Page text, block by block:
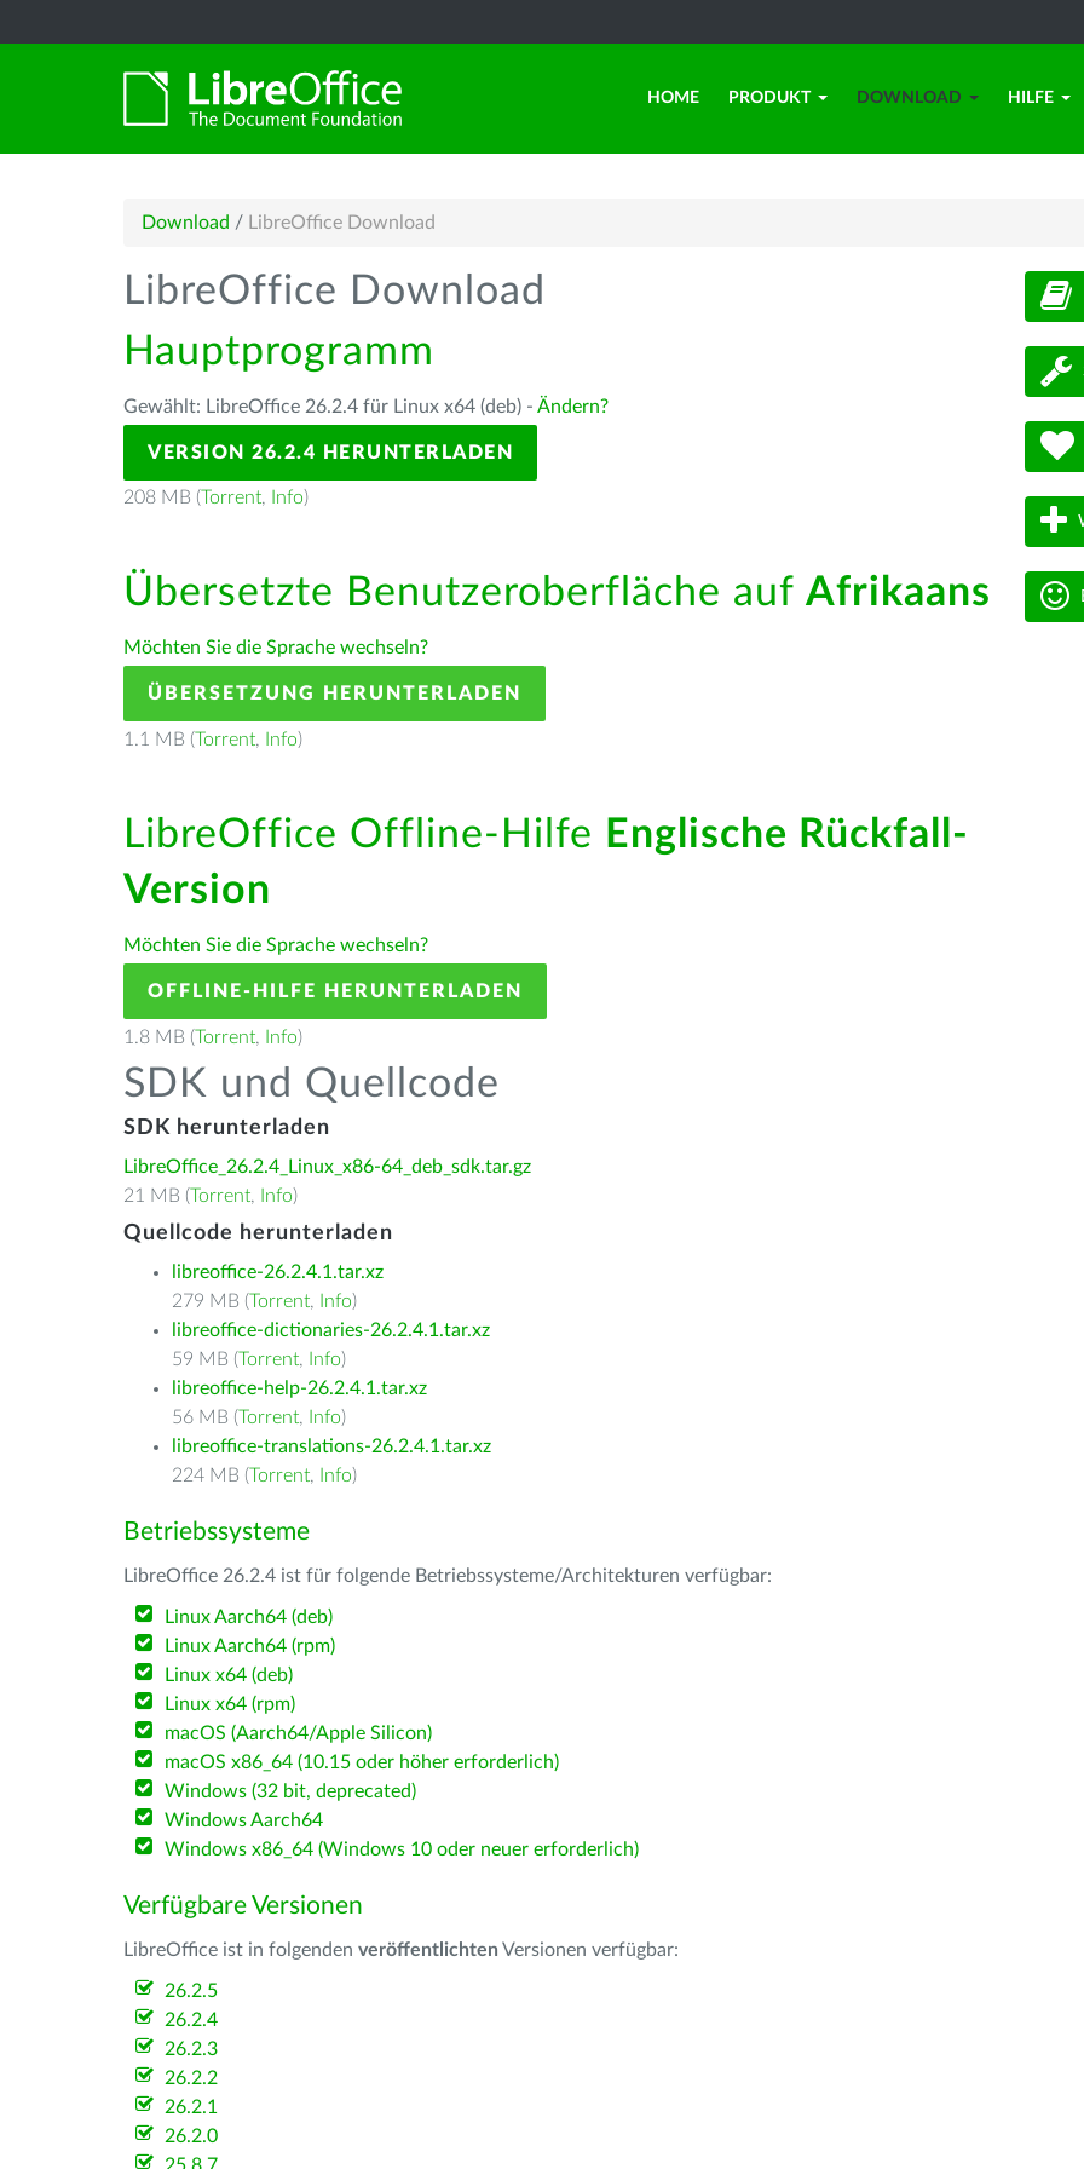
HOME PRODUKT DOWNLOAD HILFE
Download / LibreOffice Download
LibreOffice Download
Hauptprogramm
Gewählt: LibreOffice 26.2.4 für Linux x64 (deb) - Ändern?
VERSION 26.2.4 HERUNTERLADEN
208 MB (Torrent, Info)
Übersetzte Benutzeroberfläche auf Afrikaans
Möchten Sie die Sprache wechseln?
ÜBERSETZUNG HERUNTERLADEN
1.1 MB (Torrent, Info)
LibreOffice Offline-Hilfe Englische Rückfall-
Version
Möchten Sie die Sprache wechseln?
OFFLINE-HILFE HERUNTERLADEN
1.8 MB (Torrent, Info)
SDK und Quellcode
SDK herunterladen
LibreOffice_26.2.4_Linux_x86-64_deb_sdk.tar.gz
21 MB (Torrent, Info)
Quellcode herunterladen
libreoffice-26.2.4.1.tar.xz
279 MB (Torrent, Info)
libreoffice-dictionaries-26.2.4.1.tar.xz
59 MB (Torrent, Info)
libreoffice-help-26.2.4.1.tar.xz
56 MB (Torrent, Info)
libreoffice-translations-26.2.4.1.tar.xz
224 MB (Torrent, Info)
Betriebssysteme
LibreOffice 26.2.4 ist für folgende Betriebssysteme/Architekturen verfügbar:
Linux Aarch64 (deb)
Linux Aarch64 (rpm)
Linux x64 (deb)
Linux x64 (rpm)
macOS (Aarch64/Apple Silicon)
macOS x86_64 (10.15 oder höher erforderlich)
Windows (32 bit, deprecated)
Windows Aarch64
Windows x86_64 (Windows 10 oder neuer erforderlich)
Verfügbare Versionen
LibreOffice ist in folgenden veröffentlichten Versionen verfügbar:
26.2.5
26.2.4
26.2.3
26.2.2
26.2.1
26.2.0